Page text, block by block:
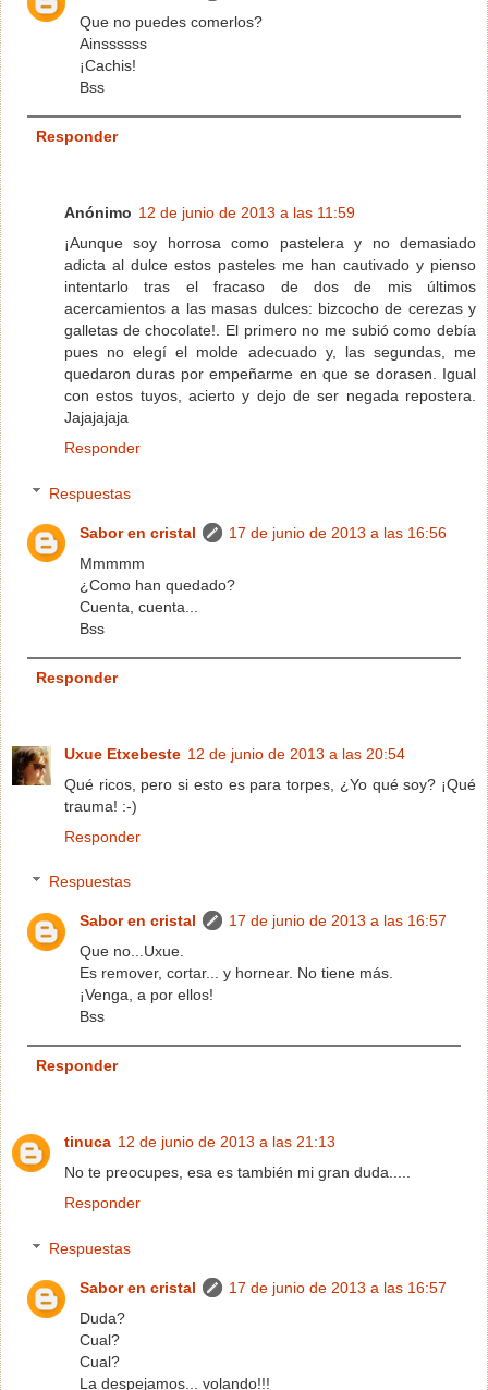
Que no puedes comerlos?
Ainssssss
¡Cachis!
Bss
Responder
Anónimo 12 de junio de 2013 a las 11:59
¡Aunque soy horrosa como pastelera y no demasiado
adicta al dulce estos pasteles me han cautivado y pienso
intentarlo tras el fracaso de dos de mis últimos
acercamientos a las masas dulces: bizcocho de cerezas y
galletas de chocolate!. El primero no me subió como debía
pues no elegí el molde adecuado y, las segundas, me
quedaron duras por empeñarme en que se dorasen. Igual
con estos tuyos, acierto y dejo de ser negada repostera.
Jajajajaja
Responder
Respuestas
Sabor en cristal
17 de junio de 2013 a las 16:56
Mmmmm
¿Como han quedado?
Cuenta, cuenta...
Bss
Responder
Uxue Etxebeste 12 de junio de 2013 a las 20:54
Qué ricos, pero si esto es para torpes, ¿Yo qué soy? ¡Qué
trauma! :-)
Responder
Respuestas
Sabor en cristal
17 de junio de 2013 a las 16:57
Que no...Uxue.
Es remover, cortar... y hornear. No tiene más.
¡Venga, a por ellos!
Bss
Responder
tinuca 12 de junio de 2013 a las 21:13
No te preocupes, esa es también mi gran duda.....
Responder
Respuestas
Sabor en cristal
17 de junio de 2013 a las 16:57
Duda?
Cual?
Cual?
La despejamos... volando!!!